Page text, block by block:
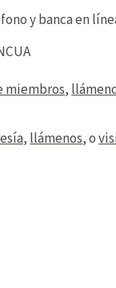
y banca en
miembros,
,llámenos, o